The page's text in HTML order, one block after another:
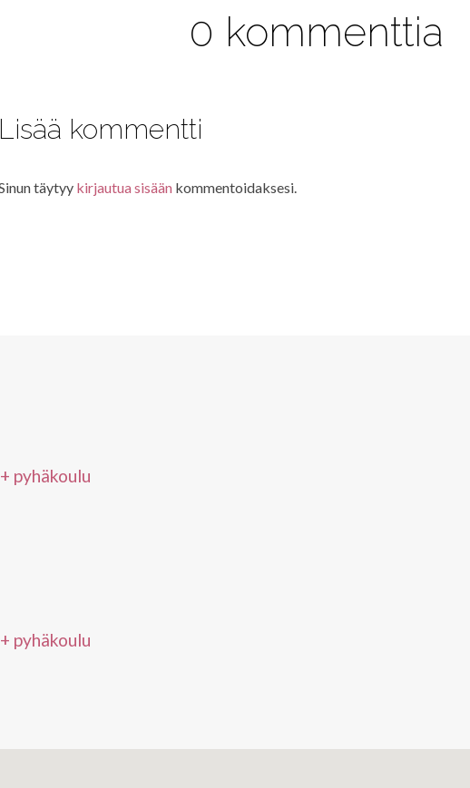
0 kommenttia
Lisää kommentti
täytyy kirjautua sisään kommentoidaksesi.
pyhäkoulu
pyhäkoulu